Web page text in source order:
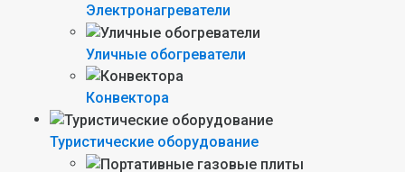
Электронагреватели
Уличные обогреватели
Конвектора
Туристические оборудование